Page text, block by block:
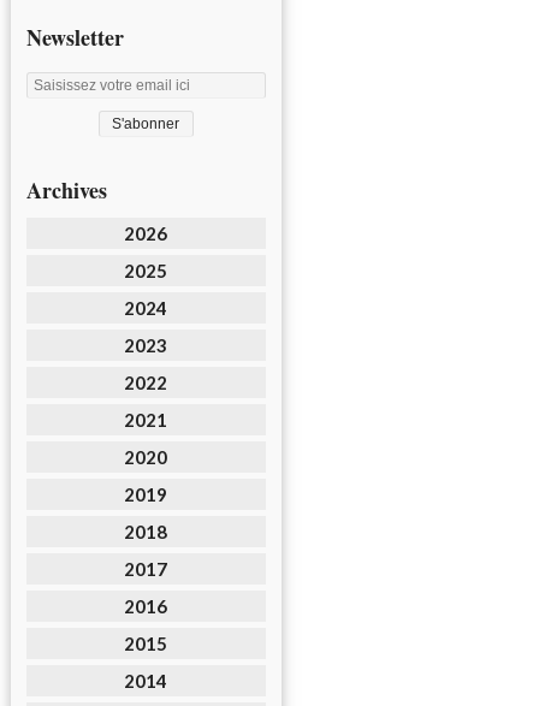
Newsletter
Archives
2026
2025
2024
2023
2022
2021
2020
2019
2018
2017
2016
2015
2014